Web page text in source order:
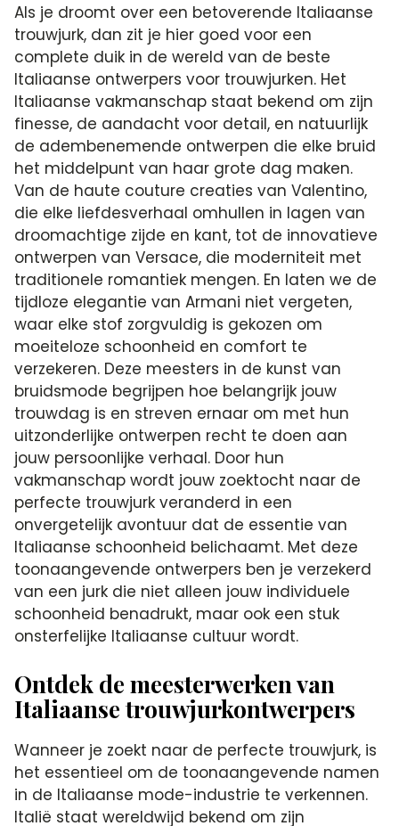
Als je droomt over een betoverende Italiaanse
trouwjurk, dan zit je hier goed voor een
complete duik in de wereld van de beste
Italiaanse ontwerpers voor trouwjurken. Het
Italiaanse vakmanschap staat bekend om zijn
finesse, de aandacht voor detail, en natuurlijk
de adembenemende ontwerpen die elke bruid
het middelpunt van haar grote dag maken.
Van de haute couture creaties van Valentino,
die elke liefdesverhaal omhullen in lagen van
droomachtige zijde en kant, tot de innovatieve
ontwerpen van Versace, die moderniteit met
traditionele romantiek mengen. En laten we de
tijdloze elegantie van Armani niet vergeten,
waar elke stof zorgvuldig is gekozen om
moeiteloze schoonheid en comfort te
verzekeren. Deze meesters in de kunst van
bruidsmode begrijpen hoe belangrijk jouw
trouwdag is en streven ernaar om met hun
uitzonderlijke ontwerpen recht te doen aan
jouw persoonlijke verhaal. Door hun
vakmanschap wordt jouw zoektocht naar de
perfecte trouwjurk veranderd in een
onvergetelijk avontuur dat de essentie van
Italiaanse schoonheid belichaamt. Met deze
toonaangevende ontwerpers ben je verzekerd
van een jurk die niet alleen jouw individuele
schoonheid benadrukt, maar ook een stuk
onsterfelijke Italiaanse cultuur wordt.
Ontdek de meesterwerken van
Italiaanse trouwjurkontwerpers
Wanneer je zoekt naar de perfecte trouwjurk, is
het essentieel om de toonaangevende namen
in de Italiaanse mode-industrie te verkennen.
Italië staat wereldwijd bekend om zijn